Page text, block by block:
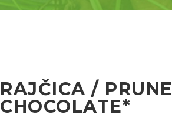
RAJČICA / PRUNE
CHOCOLATE*